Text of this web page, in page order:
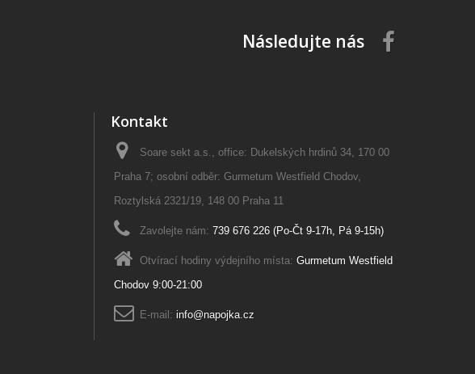
Následujte nás
Kontakt
Soare sekt a.s., office: Dukelských hrdinů 34, 170 00
Praha 7; osobní odběr: Gurmetum Westfield Chodov,
Roztylská 2321/19, 148 00 Praha 11
Zavolejte nám: 739 676 226 (Po-Čt 9-17h, Pá 9-15h)
Otvírací hodiny výdejního místa: Gurmetum Westfield
Chodov 9:00-21:00
E-mail: info@napojka.cz